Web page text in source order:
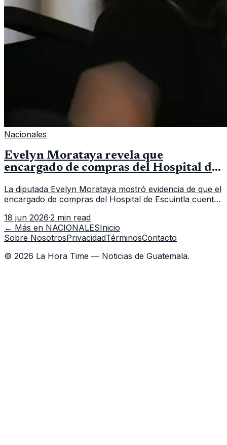
Nacionales
Evelyn Morataya revela que
encargado de compras del Hospital de
La diputada Evelyn Morataya mostró evidencia de que el
encargado de compras del Hospital de Escuintla cuenta
capacitación en la capital.
18 jun 2026·2 min read
← Más en NACIONALESInicio
Sobre NosotrosPrivacidadTérminosContacto
© 2026 La Hora Time — Noticias de Guatemala.